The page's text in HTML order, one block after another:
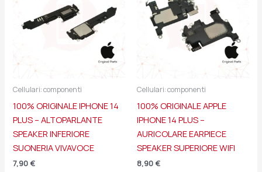
Cellulari: componenti
100% ORIGINALE IPHONE 14
PLUS – ALTOPARLANTE
SPEAKER INFERIORE
SUONERIA VIVAVOCE
7,90 €
Cellulari: componenti
100% ORIGINALE APPLE
IPHONE 14 PLUS –
AURICOLARE EARPIECE
SPEAKER SUPERIORE WIFI
8,90 €